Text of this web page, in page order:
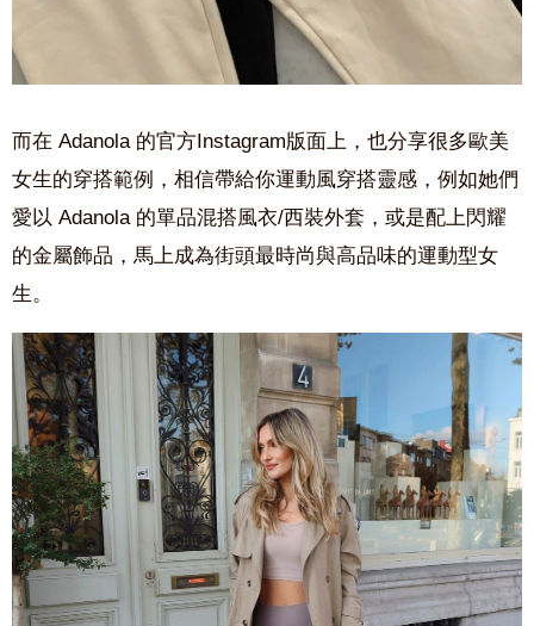
而在 Adanola 的官方Instagram版面上，也分享很多歐美
女生的穿搭範例，相信帶給你運動風穿搭靈感，例如她們
愛以 Adanola 的單品混搭風衣/西裝外套，或是配上閃耀
的金屬飾品，馬上成為街頭最時尚與高品味的運動型女
生。